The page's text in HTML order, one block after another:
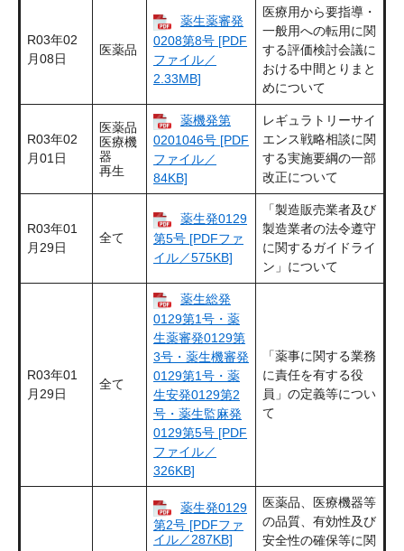
R03年02
月08日
医薬品
薬生薬審発
0208第8号 [PDF
ファイル／
2.33MB]
医療用から要指導・
一般用への転用に関
する評価検討会議に
おける中間とりまと
めについて
R03年02
月01日
医薬品
医療機
器
再生
薬機発第
0201046号 [PDF
ファイル／
84KB]
レギュラトリーサイ
エンス戦略相談に関
する実施要綱の一部
改正について
R03年01
月29日
全て
薬生発0129
第5号 [PDFファ
イル／575KB]
「製造販売業者及び
製造業者の法令遵守
に関するガイドライ
ン」について
R03年01
月29日
全て
薬生総発
0129第1号・薬
生薬審発0129第
3号・薬生機審発
0129第1号・薬
生安発0129第2
号・薬生監麻発
0129第5号 [PDF
ファイル／
326KB]
「薬事に関する業務
に責任を有する役
員」の定義等につい
て
薬生発0129
第2号 [PDFファ
イル／287KB]
医薬品、医療機器等
の品質、有効性及び
安全性の確保等に関